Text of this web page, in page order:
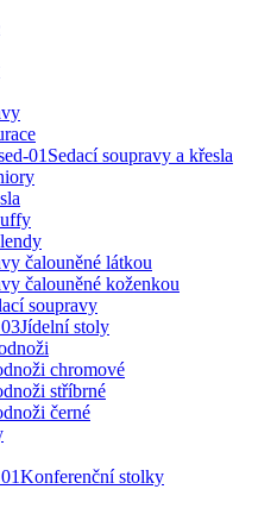
Sedací soupravy a křesla
čalouněné látkou
čalouněné koženkou
soupravy
Jídelní stoly
chromové
stříbrné
černé
Konferenční stolky